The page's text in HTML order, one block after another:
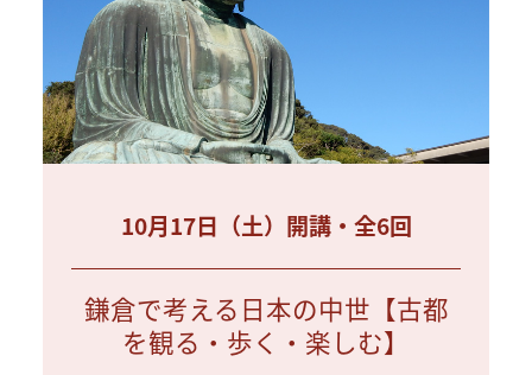
10月17日（土）開講・全6回
鎌倉で考える日本の中世【古都
を観る・歩く・楽しむ】